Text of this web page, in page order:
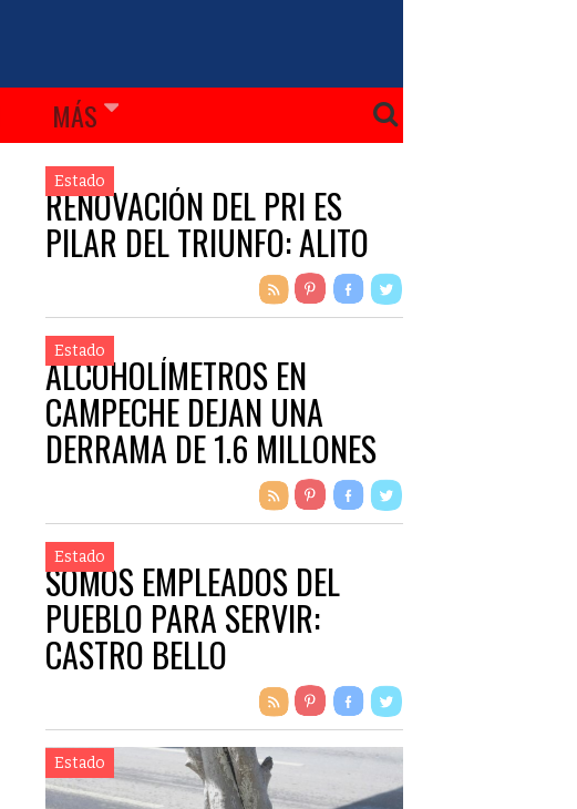
MÁS
Estado
RENOVACIÓN DEL PRI ES
PILAR DEL TRIUNFO: ALITO
Estado
ALCOHOLÍMETROS EN
CAMPECHE DEJAN UNA
DERRAMA DE 1.6 MILLONES
Estado
SOMOS EMPLEADOS DEL
PUEBLO PARA SERVIR:
CASTRO BELLO
Estado